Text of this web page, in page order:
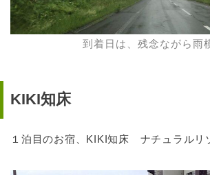
到着日は、残念ながら雨
KIKI知床
１泊目のお宿、KIKI知床 ナチュラルリ